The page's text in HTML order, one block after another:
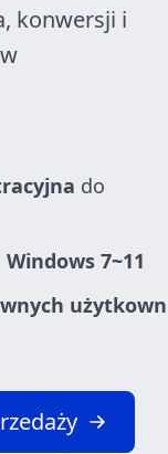
konwersji i
do
Windows 7~11